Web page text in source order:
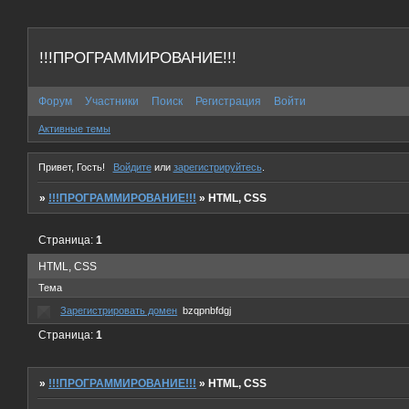
!!!ПРОГРАММИРОВАНИЕ!!!
Форум Участники Поиск Регистрация Войти
Активные темы
Привет, Гость! Войдитеили зарегистрируйтесь.
» !!!ПРОГРАММИРОВАНИЕ!!! »HTML, CSS
HTML, CSS
Страница:1
Тема
Зарегистрировать домен bzqpnbfdgj
Страница:1
» !!!ПРОГРАММИРОВАНИЕ!!! »HTML, CSS